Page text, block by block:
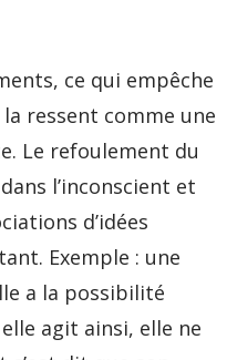
ce qui empêche
ressent comme une
Le refoulement du
l’inconscient et
d’idées
Exemple : une
a la possibilité
agit ainsi, elle ne